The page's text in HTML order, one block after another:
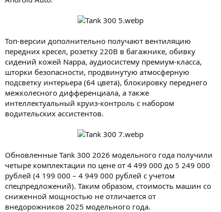
Топ-версии дополнительно получают вентиляцию
передних кресел, розетку 220В в багажнике, обивку
сидений кожей Nappa, аудиосистему премиум-класса,
шторки безопасности, продвинутую атмосферную
подсветку интерьера (64 цвета), блокировку переднего
межколесного дифференциала, а также
интеллектуальный круиз-контроль с набором
водительских ассистентов.
Обновленные Tank 300 2026 модельного года получили
четыре комплектации по цене от 4 499 000 до 5 249 000
рублей (4 199 000 – 4 949 000 рублей с учетом
спецпредложений). Таким образом, стоимость машин со
сниженной мощностью не отличается от
внедорожников 2025 модельного года.